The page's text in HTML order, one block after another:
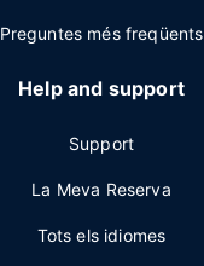
Preguntes més freqüents
Help and support
Support
La Meva Reserva
Tots els idiomes